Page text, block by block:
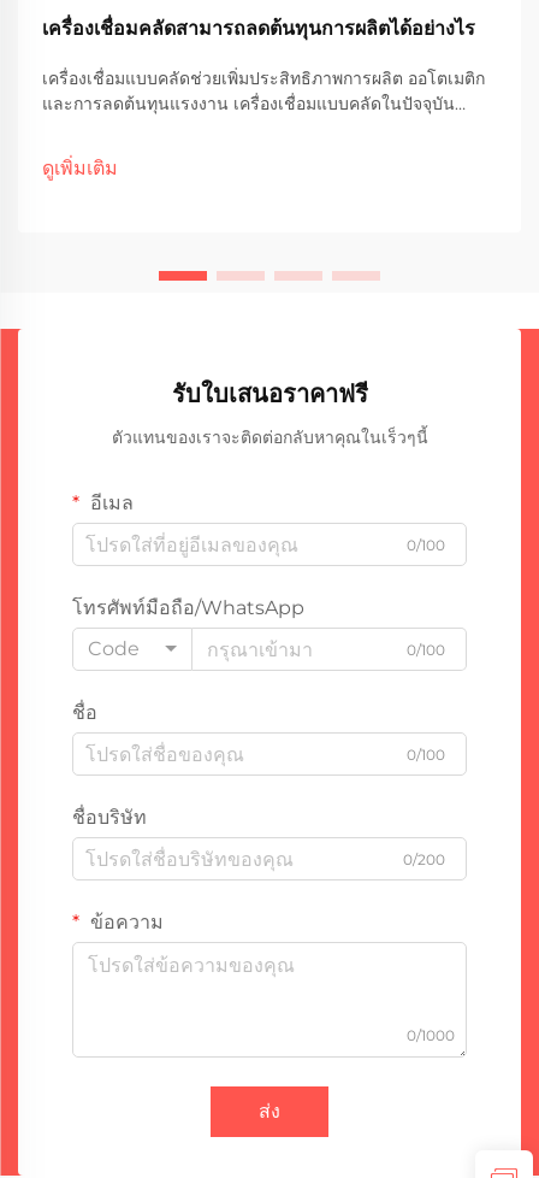
เครื่องเชื่อมคลัดสามารถลดต้นทุนการผลิตได้อย่างไร
เครื่องเชื่อมแบบคลัดช่วยเพิ่มประสิทธิภาพการผลิต ออโตเมติก
และการลดต้นทุนแรงงาน เครื่องเชื่อมแบบคลัดในปัจจุบัน
ต้องการแรงงานน้อยลงในการเฝ้าดูเครื่องตลอดทั้งวัน ช่วย
ประหยัดค่าใช้จ่าย...
ดูเพิ่มเติม
รับใบเสนอราคาฟรี
ตัวแทนของเราจะติดต่อกลับหาคุณในเร็วๆนี้
อีเมล
0/100
โทรศัพท์มือถือ/WhatsApp
Code
0/100
ชื่อ
0/100
ชื่อบริษัท
0/200
ข้อความ
0/1000
ส่ง